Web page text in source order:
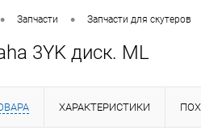
• Запчасти • Запчасти для скутеров
3YK диск. ML
ХАРАКТЕРИСТИКИ